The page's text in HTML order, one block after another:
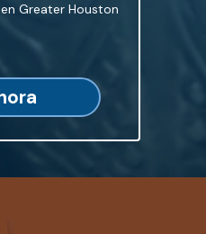
Greater Houston